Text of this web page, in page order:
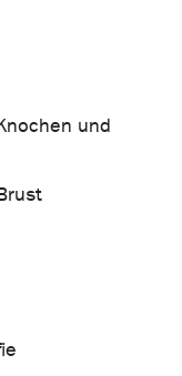
und